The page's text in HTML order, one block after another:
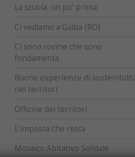
La scuola, un po’ prima
Ci vediamo a Gaiba (RO)
Ci sono rovine che sono
fondamenta
Buone esperienze di
nei territori
Officine dei territori
L’imposta che resta
Mosaico Abitativo Solidale